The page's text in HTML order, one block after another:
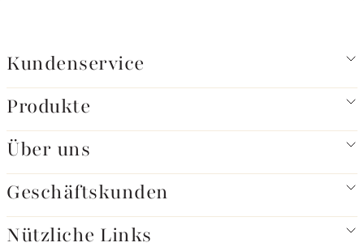
Kundenservice
Produkte
Über uns
Geschäftskunden
Nützliche Links